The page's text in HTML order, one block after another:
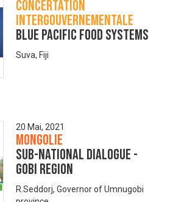
Concertation
Intergouvernementale
Blue Pacific Food Systems
Suva, Fiji
20 Mai, 2021
Mongolie
Sub-national dialogue -
Gobi region
R.Seddorj, Governor of Umnugobi